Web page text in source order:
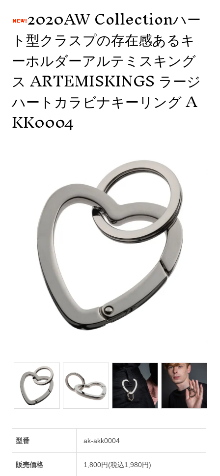
2020AW Collectionハー
ト型クラスプの存在感あるキ
ーホルダーアルテミスキング
ス ARTEMISKINGS ラージ
ハートカラビナキーリング A
KK0004
型番 ak-akk0004
販売価格 1,800円(税込1,980円)